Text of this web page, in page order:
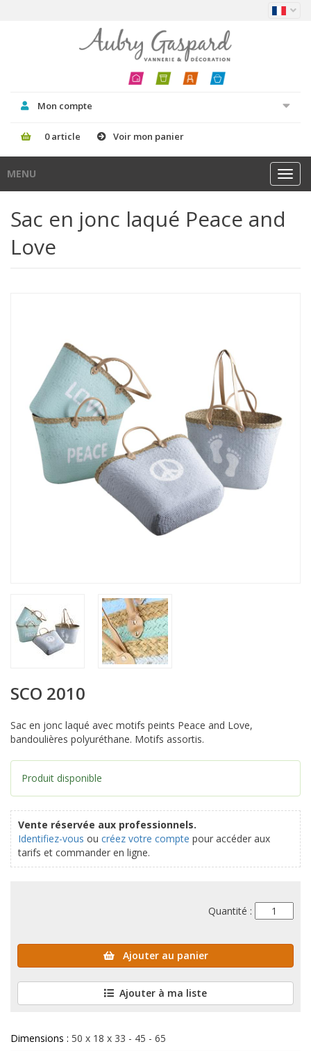
Mon compte
0 article Voir mon panier
MENU
Sac en jonc laqué Peace and
Love
SCO 2010
Sac en jonc laqué avec motifs peints Peace and Love,
bandoulières polyuréthane. Motifs assortis.
Produit disponible
Vente réservée aux professionnels.
Identifiez-vous ou créez votre compte pour accéder aux
tarifs et commander en ligne.
Quantité :
Ajouter au panier
Ajouter à ma liste
Dimensions : 50 x 18 x 33 - 45 - 65